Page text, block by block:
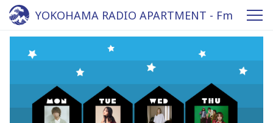
YOKOHAMA RADIO APARTMENT - Fm
yokohama 84.7